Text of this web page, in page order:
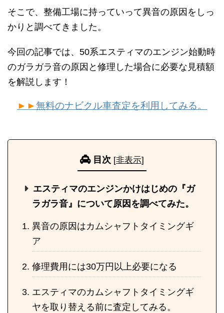
そこで、整備工場に持っていって異音の原因をしっ
かりと調べてきました。
今回の記事では、50系エスティマのエンジン始動時
のガラガラ音の原因と修理した場合に必要な見積額
を解説します！
►►無料のナビクル車査定を利用してみる。
目次 [非表示]
エスティマのエンジンかけはじめの『ガ
ラガラ音』について原因を調べてみた。
異音の原因はカムシャフトタイミングギ
ア
修理費用には30万円以上必要になる
エスティマのカムシャフトタイミングギ
ヤを取り替える前に査定してみる。